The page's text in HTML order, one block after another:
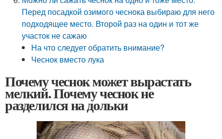
Перед посадкой озимого чеснока выбираю для него
подходящее место. Второй раз на один и тот же
участок не сажаю
На что следует обратить внимание?
Чеснок вместо лука
Почему чеснок может вырастать
мелкий. Почему чеснок не
разделился на дольки